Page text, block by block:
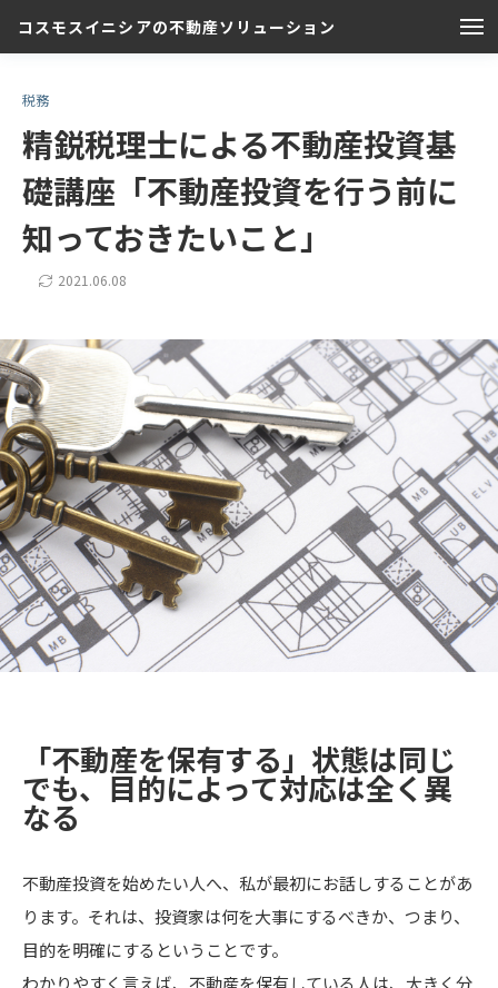
コスモスイニシアの不動産ソリューション
税務
精鋭税理士による不動産投資基
礎講座「不動産投資を行う前に
知っておきたいこと」
2021.06.08
「不動産を保有する」状態は同じ
でも、目的によって対応は全く異
なる
不動産投資を始めたい人へ、私が最初にお話しすることがあ
ります。それは、投資家は何を大事にするべきか、つまり、
目的を明確にするということです。
わかりやすく言えば、不動産を保有している人は、大きく分